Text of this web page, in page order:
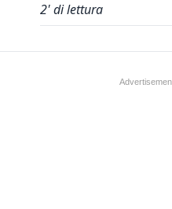
2' di lettura